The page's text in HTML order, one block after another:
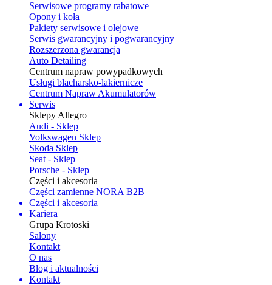
Serwisowe programy rabatowe
Opony i koła
Pakiety serwisowe i olejowe
Serwis gwarancyjny i pogwarancyjny
Rozszerzona gwarancja
Auto Detailing
Centrum napraw powypadkowych
Usługi blacharsko-lakiernicze
Centrum Napraw Akumulatorów
Serwis
Sklepy Allegro
Audi - Sklep
Volkswagen Sklep
Skoda Sklep
Seat - Sklep
Porsche - Sklep
Części i akcesoria
Części zamienne NORA B2B
Części i akcesoria
Kariera
Grupa Krotoski
Salony
Kontakt
O nas
Blog i aktualności
Kontakt